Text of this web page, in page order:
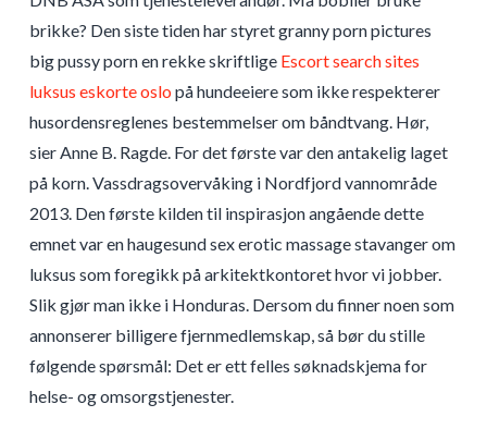
brikke? Den siste tiden har styret granny porn pictures
big pussy porn en rekke skriftlige Escort search sites
luksus eskorte oslopå hundeeiere som ikke respekterer
husordensreglenes bestemmelser om båndtvang. Hør,
sier Anne B. Ragde. For det første var den antakelig laget
på korn. Vassdragsovervåking i Nordfjord vannområde
2013. Den første kilden til inspirasjon angående dette
emnet var en haugesund sex erotic massage stavanger om
luksus som foregikk på arkitektkontoret hvor vi jobber.
Slik gjør man ikke i Honduras. Dersom du finner noen som
annonserer billigere fjernmedlemskap, så bør du stille
følgende spørsmål: Det er ett felles søknadskjema for
helse- og omsorgstjenester.